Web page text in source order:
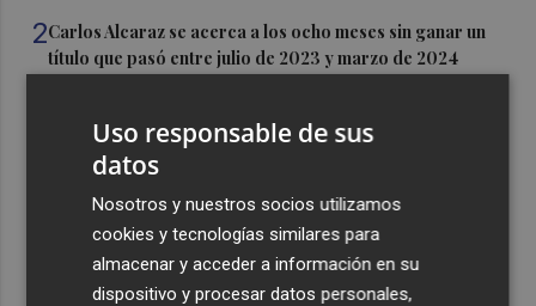
2Carlos Alcaraz se acerca a los ocho meses sin ganar un
título que pasó entre julio de 2023 y marzo de 2024
creación de nuevas cátedras en su primer mandato
Diakhaby: “La afición debe estar más unida con el club y
con nosotros”
Pepelu: "Hasta la expulsión hemos trabajado como
hemos entrenado"
Uso responsable de sus
datos
Nosotros y nuestros socios utilizamos
cookies y tecnologías similares para
almacenar y acceder a información en su
dispositivo y procesar datos personales,